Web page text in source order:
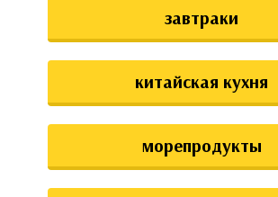
завтраки
китайская кухня
морепродукты